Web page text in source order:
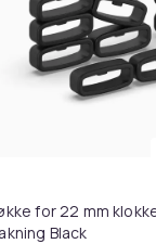
til HDMI-omformer
for 22 mm
Black